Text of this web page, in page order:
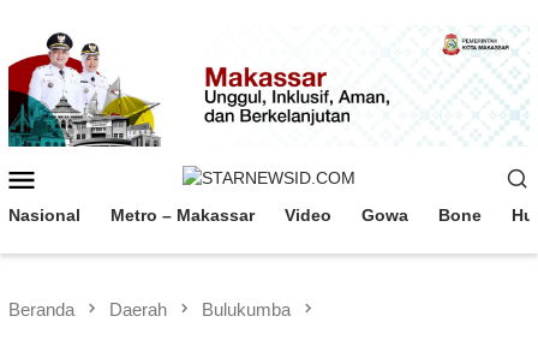
konten
Mobile
Nasional Metro – Makassar Video Gowa Bone
Beranda Daerah Bulukumba